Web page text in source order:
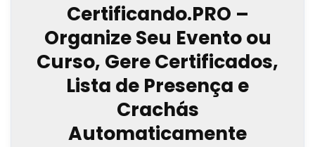
Certificando.PRO –
Organize Seu Evento ou
Curso, Gere Certificados,
Lista de Presença e
Crachás
Automaticamente